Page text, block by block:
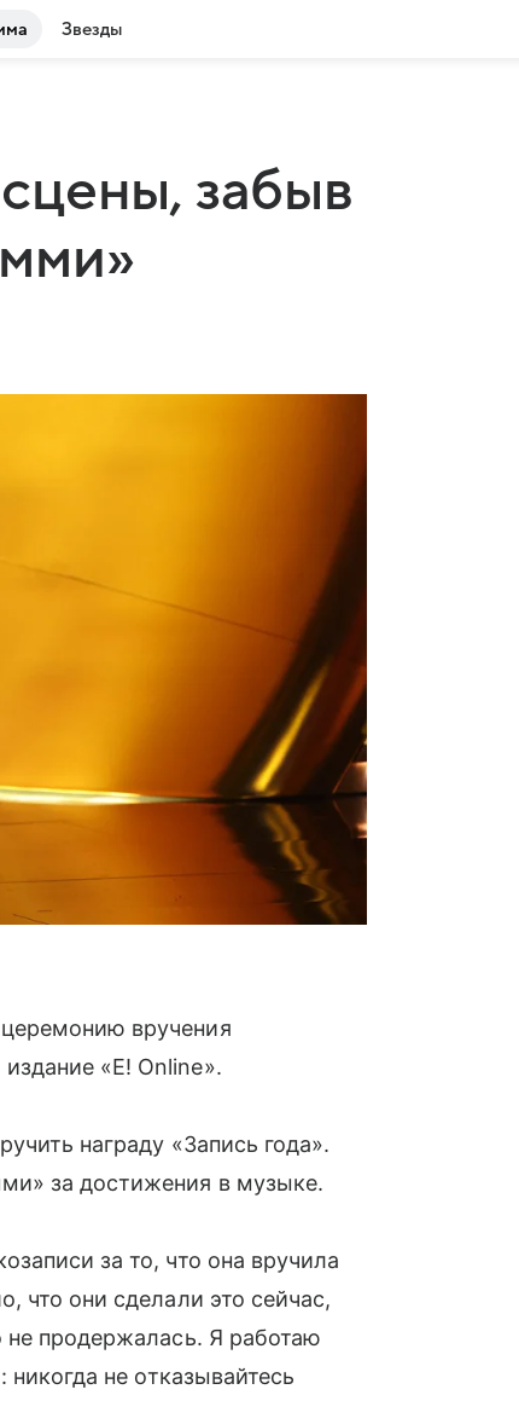
Звезды
забыв
вручения
«E! Online».
награду «Запись года».
за достижения в музыке.
за то, что она вручила
что они сделали это сейчас,
продержалась. Я работаю
не отказывайтесь